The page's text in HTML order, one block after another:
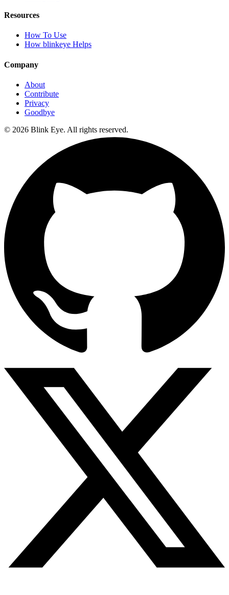
Resources
How To Use
How blinkeye Helps
Company
About
Contribute
Privacy
Goodbye
© 2026 Blink Eye. All rights reserved.